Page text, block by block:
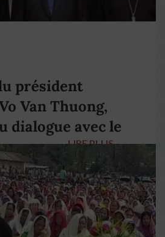
président
Van Thuong,
dialogue avec le
LIRE PLUS →